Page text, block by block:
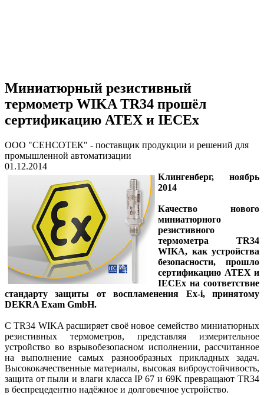
Миниатюрный резистивный
термометр WIKA TR34 прошёл
сертификацию ATEX и IECEx
ООО "СЕНСОТЕК" - поставщик продукции и решений для
промышленной автоматизации
01.12.2014
Клингенберг, ноябрь
2014
Качество нового
миниатюрного
резистивного
термометра TR34
WIKA, как устройства
безопасности, прошло
сертификацию ATEX и
IECEx на соответствие
стандарту защиты от воспламенения Ex-i, принятому
DEKRA Exam GmbH.
С TR34 WIKA расширяет своё новое семейство миниатюрных
резистивных термометров, представляя измерительное
устройство во взрывобезопасном исполнении, рассчитанное
на выполнение самых разнообразных прикладных задач.
Высококачественные материалы, высокая виброустойчивость,
защита от пыли и влаги класса IP 67 и 69K превращают TR34
в беспрецедентно надёжное и долговечное устройство.